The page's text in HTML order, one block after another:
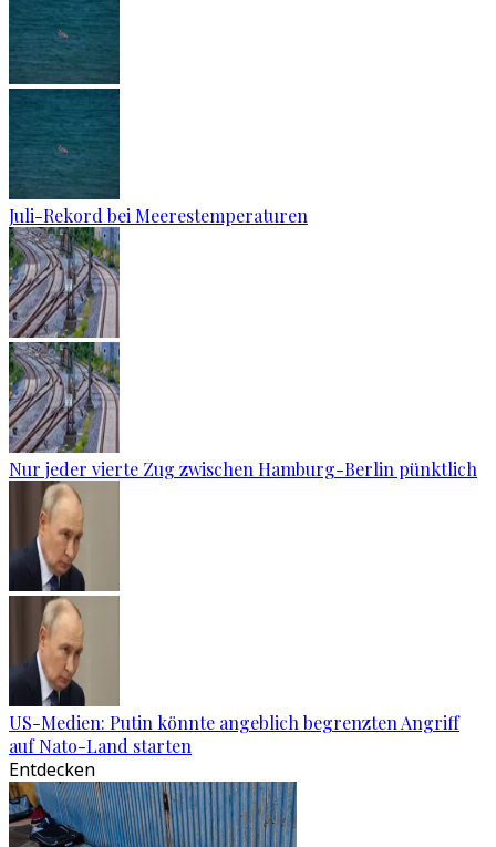
Juli-Rekord bei Meerestemperaturen
Nur jeder vierte Zug zwischen Hamburg-Berlin pünktlich
US-Medien: Putin könnte angeblich begrenzten Angriff
auf Nato-Land starten
Entdecken